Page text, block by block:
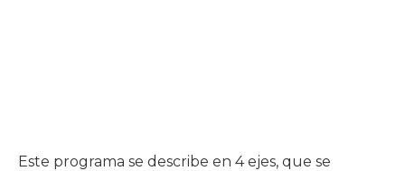
Este programa se describe en 4 ejes, que se